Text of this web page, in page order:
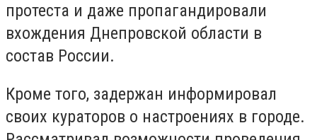
протеста и даже пропагандировали
вхождения Днепровской области в
состав России.
Кроме того, задержан информировал
своих кураторов о настроениях в городе.